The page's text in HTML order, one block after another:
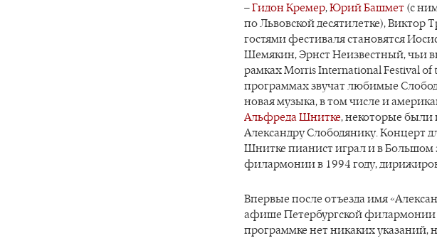
–Гидон Кремер,Юрий Башмет(с
по Львовской десятилетке), Виктор
гостями фестиваля становятся
Шемякин, Эрнст Неизвестный, чьи
рамках Morris International Festival
программах звучат любимые
новая музыка, в том числе и
Альфреда Шнитке, некоторые
Александру Слободянику. Концерт
Шнитке пианист играл и в Большом
филармонии в 1994 году,
Впервые после отъезда имя
афише Петербургской филармонии
программке нет никаких указаний,